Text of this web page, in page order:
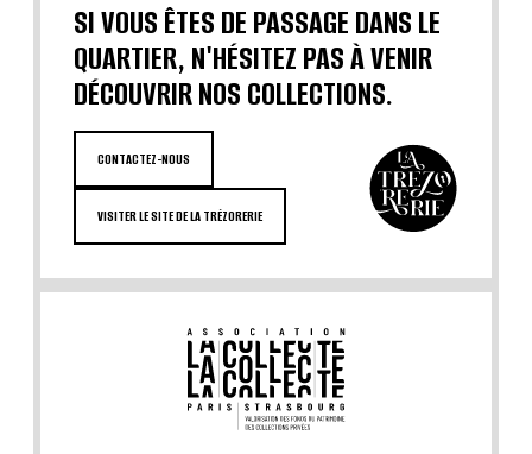
SI VOUS ÊTES DE PASSAGE DANS LE
QUARTIER, N'HÉSITEZ PAS À VENIR
DÉCOUVRIR NOS COLLECTIONS.
CONTACTEZ-NOUS
VISITER LE SITE DE LA TRÉZORERIE